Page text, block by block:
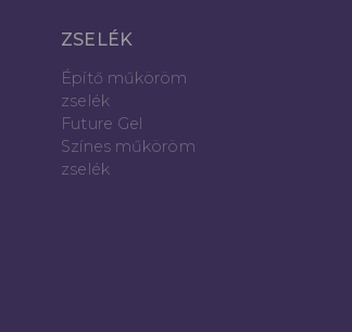
ZSELÉK
Építő műköröm
zselék
Future Gel
Színes műköröm
zselék